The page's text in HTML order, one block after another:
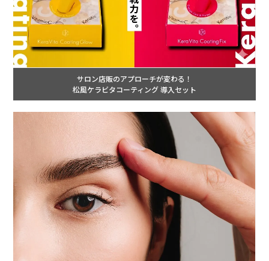
サロン店販のアプローチが変わる！
松風ケラビタコーティング 導入セット